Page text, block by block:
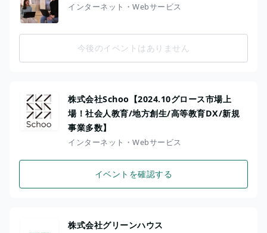
インターネット・Webサービス
今後のイベントはありません
株式会社Schoo【2024.10グロース市場上
場！社会人教育/地方創生/高等教育DX/新規
事業多数】
インターネット・Webサービス
イベントを確認する
株式会社グリーンハウス